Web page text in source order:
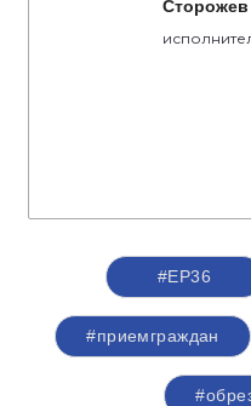
Сторожев
#ЕР36
#приемграждан